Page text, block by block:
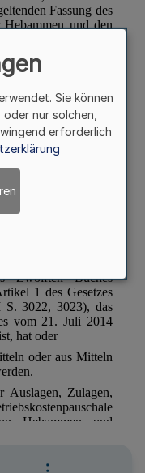
Sie können
nur solchen,
erforderlich